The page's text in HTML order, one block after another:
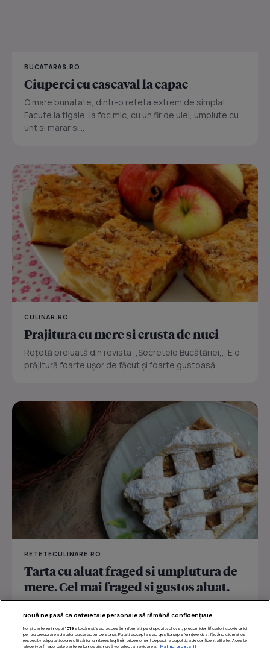
BUCATARAS.RO
Ciuperci cu cascaval la capac
O mare bunatate, dintr-o reteta extrem de simpla!
Facute la tigaie, la foc mic, cu un fir de ulei, umplute cu
unt si marar si...
CULINAR.RO
Prajitura cu mere si crusta de nuci
Reţetă preluată din revista ,,Secretele Bucătăriei,,. E o
prăjitură foarte uşor de făcut şi foarte gustoasă.
RETETECULINARE.RO
Tarta cu aluat fraged si umplutura de
mere. Cel mai fraged si gustos aluat.
dulce de mere.
Nouă ne pasă ca datele tale personale să rămână confidențiale
Noi și partenerii noștri 1019stocăm și/sau accesăm informații pe dispozitivul dvs., precum identificatorii cookie unici
pentru prelucrarea datelor cu caracter personal. Puteți accepta sau gestiona preferințele dvs. făcând clic mai jos,
respectiv vă puteți opune utilizării unui interes legitim în orice moment pe pagina cu politica de confidențialitate. Aceste
alegeri vor fi raportate partenerilor noștri și nu vă vor afecta navigarea.
Mai multe detalii